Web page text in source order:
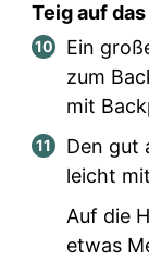
Teig auf
Ein
zum
mit
Den gut
leicht
Auf die
etwas